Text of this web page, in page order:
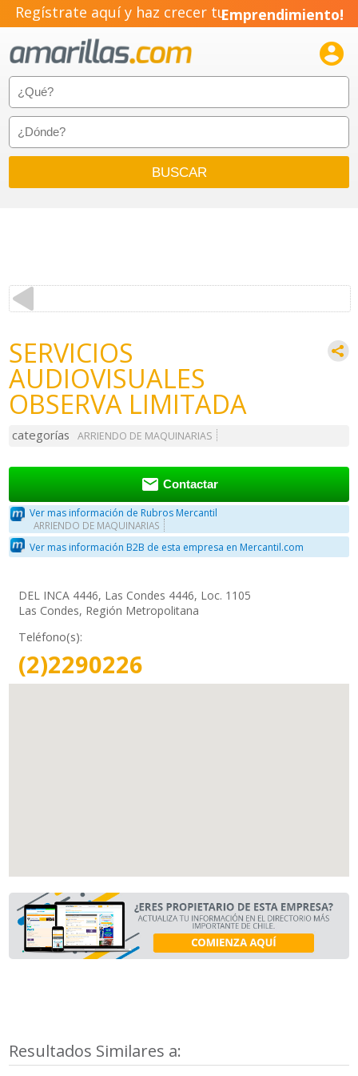
Regístrate aquí y haz crecer tuEmprendimiento!

SERVICIOS
AUDIOVISUALES
OBSERVA LIMITADA
categorías ARRIENDO DE MAQUINARIAS
 Contactar
Ver mas información de Rubros Mercantil
ARRIENDO DE MAQUINARIAS
Ver mas información B2B de esta empresa en Mercantil.com
DEL INCA 4446, Las Condes 4446, Loc. 1105
Las Condes, Región Metropolitana
Teléfono(s):
(2)2290226
Resultados Similares a: